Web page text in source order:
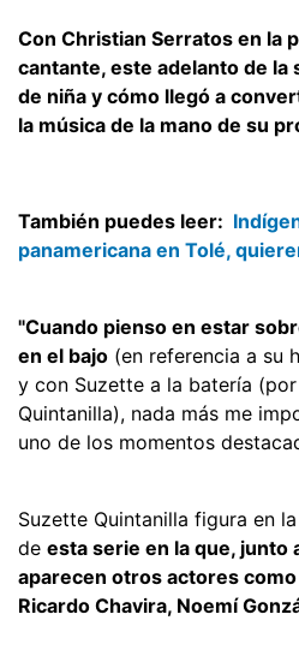
Con Christian Serratos en la
cantante, este adelanto de la
de niña y cómo llegó a
la música de la mano de su
También puedes leer:
panamericana en Tolé,
"Cuando pienso en estar
en el bajo (en referencia a su
y con Suzette a la batería
Quintanilla), nada más me
uno de los momentos
Suzette Quintanilla figura en
de esta serie en la que, junto
aparecen otros actores
Ricardo Chavira, Noemí